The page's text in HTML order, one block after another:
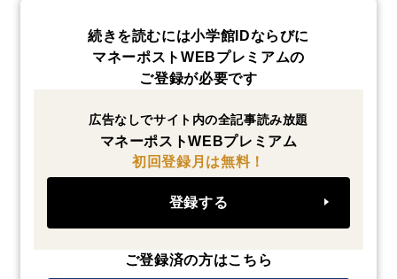
続きを読むには小学館IDならびに
マネーポストWEBプレミアムの
ご登録が必要です
広告なしでサイト内の全記事読み放題
マネーポストWEBプレミアム
初回登録月は無料！
登録する
ご登録済の方はこちら